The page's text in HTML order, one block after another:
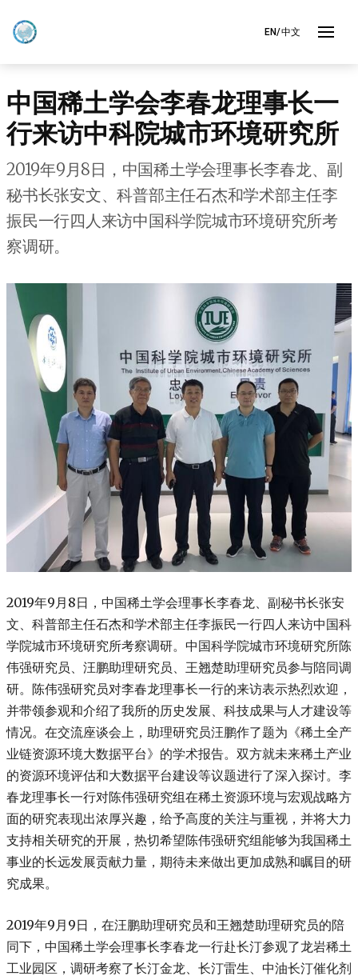
EN/中文
中国稀土学会李春龙理事长一
行来访中科院城市环境研究所
2019年9月8日，中国稀土学会理事长李春龙、副
秘书长张安文、科普部主任石杰和学术部主任李
振民一行四人来访中国科学院城市环境研究所考
察调研。
2019年9月8日，中国稀土学会理事长李春龙、副秘书长张安
文、科普部主任石杰和学术部主任李振民一行四人来访中国科
学院城市环境研究所考察调研。中国科学院城市环境研究所陈
伟强研究员、汪鹏助理研究员、王翘楚助理研究员参与陪同调
研。陈伟强研究员对李春龙理事长一行的来访表示热烈欢迎，
并带领参观和介绍了我所的历史发展、科技成果与人才建设等
情况。在交流座谈会上，助理研究员汪鹏作了题为《稀土全产
业链资源环境大数据平台》的学术报告。双方就未来稀土产业
的资源环境评估和大数据平台建设等议题进行了深入探讨。李
春龙理事长一行对陈伟强研究组在稀土资源环境与宏观战略方
面的研究表现出浓厚兴趣，给予高度的关注与重视，并将大力
支持相关研究的开展，热切希望陈伟强研究组能够为我国稀土
事业的长远发展贡献力量，期待未来做出更加成熟和瞩目的研
究成果。
2019年9月9日，在汪鹏助理研究员和王翘楚助理研究员的陪
同下，中国稀土学会理事长李春龙一行赴长汀参观了龙岩稀土
工业园区，调研考察了长汀金龙、长汀雷生、中油长汀催化剂